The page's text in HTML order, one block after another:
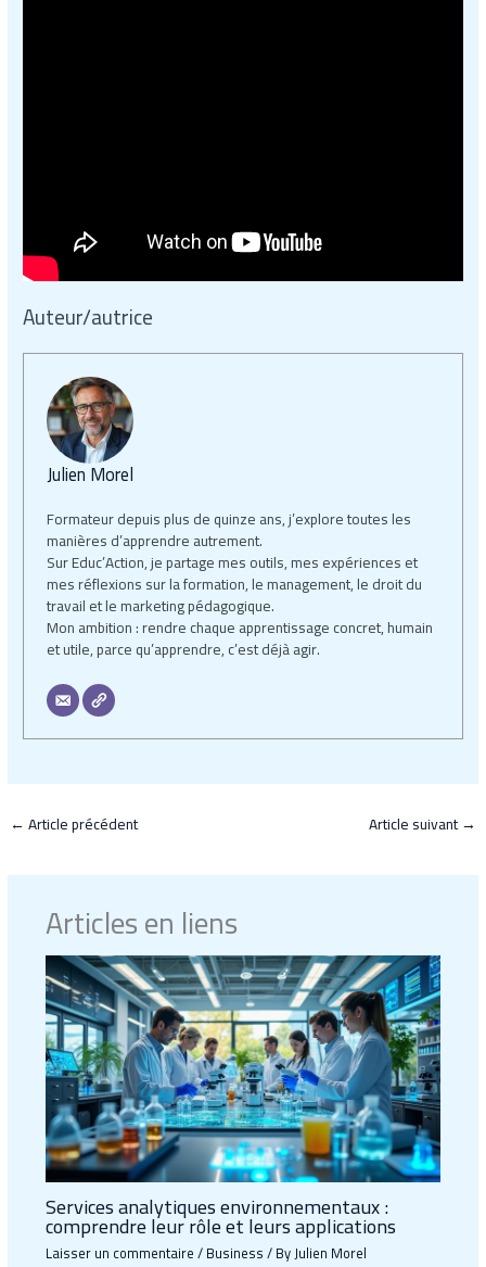
Auteur/autrice
Julien Morel
Formateur depuis plus de quinze ans, j’explore toutes les
manières d’apprendre autrement.
Sur Educ’Action, je partage mes outils, mes expériences et
mes réflexions sur la formation, le management, le droit du
travail et le marketing pédagogique.
Mon ambition : rendre chaque apprentissage concret, humain
et utile, parce qu’apprendre, c’est déjà agir.
←Article précédent Article suivant→
Articles en liens
Services analytiques environnementaux :
comprendre leur rôle et leurs applications
Laisser un commentaire/Business/ ByJulien Morel